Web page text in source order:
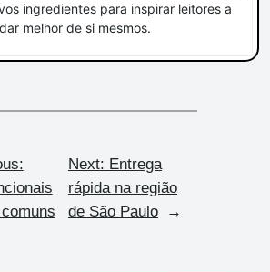
ingredientes para inspirar leitores a
melhor de si mesmos.
Next: Entrega
rápida na região
de São Paulo
→